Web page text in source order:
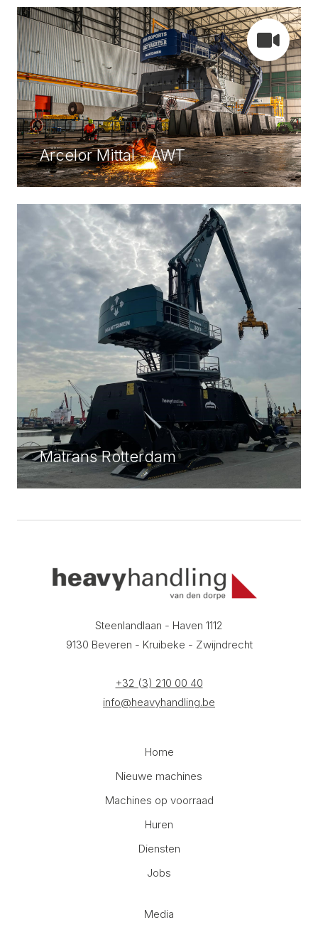
Arcelor Mittal - AWT
Matrans Rotterdam
Steenlandlaan - Haven 1112
9130 Beveren - Kruibeke - Zwijndrecht
+32 (3) 210 00 40
info@heavyhandling.be
Home
Nieuwe machines
Machines op voorraad
Huren
Diensten
Jobs
Media